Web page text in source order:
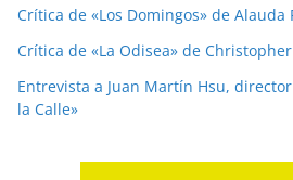
Crítica de «Los Domingos» de Alauda
Crítica de «La Odisea» de
Entrevista a Juan Martín Hsu,
la Calle»